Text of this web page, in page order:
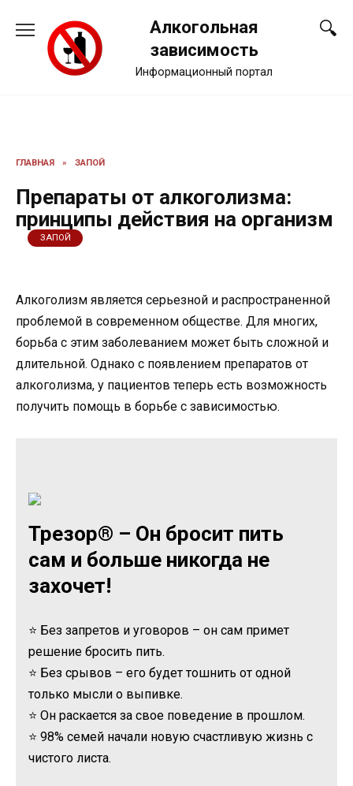
содержанию
Алкогольная
зависимость
Информационный портал
ГЛАВНАЯ » ЗАПОЙ
Препараты от алкоголизма:
принципы действия на организм
ЗАПОЙ
Алкоголизм является серьезной и распространенной
проблемой в современном обществе. Для многих,
борьба с этим заболеванием может быть сложной и
длительной. Однако с появлением препаратов от
алкоголизма, у пациентов теперь есть возможность
получить помощь в борьбе с зависимостью.
Трезор® – Он бросит пить
сам и больше никогда не
захочет!
⭐ Без запретов и уговоров – он сам примет
решение бросить пить.
⭐ Без срывов – его будет тошнить от одной
только мысли о выпивке.
⭐ Он раскается за свое поведение в прошлом.
⭐ 98% семей начали новую счастливую жизнь с
чистого листа.